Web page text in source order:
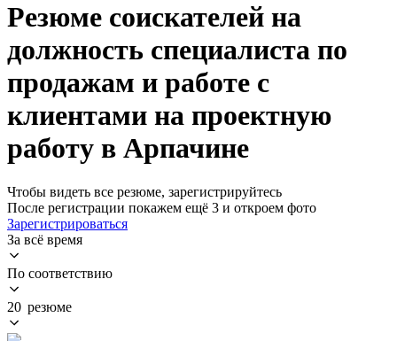
Резюме соискателей на
должность специалиста по
продажам и работе с
клиентами на проектную
работу в Арпачине
Чтобы видеть все резюме, зарегистрируйтесь
После регистрации покажем ещё 3 и откроем фото
Зарегистрироваться
За всё время
По соответствию
20 резюме